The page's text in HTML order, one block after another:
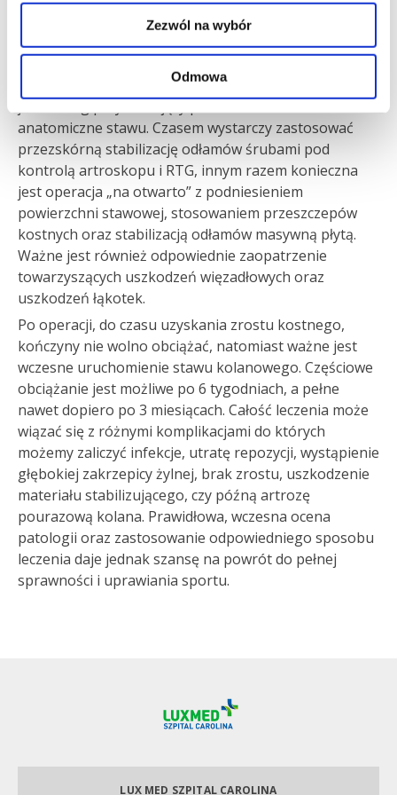
Zezwól na wybór
Odmowa
Wszystko zależy od rodzaju złamania, stopnia
niestabilności oraz towarzyszących uszkodzeń tkanek
miękkich, a o każdym rodzaju postępowania można
wiele napisać. W większości przypadków konieczny
jest zabieg przywracający prawidłowe stosunki
anatomiczne stawu. Czasem wystarczy zastosować
przezskórną stabilizację odłamów śrubami pod
kontrolą artroskopu i RTG, innym razem konieczna
jest operacja „na otwarto” z podniesieniem
powierzchni stawowej, stosowaniem przeszczepów
kostnych oraz stabilizacją odłamów masywną płytą.
Ważne jest również odpowiednie zaopatrzenie
towarzyszących uszkodzeń więzadłowych oraz
uszkodzeń łąkotek.
Po operacji, do czasu uzyskania zrostu kostnego,
kończyny nie wolno obciążać, natomiast ważne jest
wczesne uruchomienie stawu kolanowego. Częściowe
obciążanie jest możliwe po 6 tygodniach, a pełne
nawet dopiero po 3 miesiącach. Całość leczenia może
wiązać się z różnymi komplikacjami do których
możemy zaliczyć infekcje, utratę repozycji, wystąpienie
głębokiej zakrzepicy żylnej, brak zrostu, uszkodzenie
materiału stabilizującego, czy późną artrozę
pourazową kolana. Prawidłowa, wczesna ocena
patologii oraz zastosowanie odpowiedniego sposobu
leczenia daje jednak szansę na powrót do pełnej
sprawności i uprawiania sportu.
LUX MED SZPITAL CAROLINA